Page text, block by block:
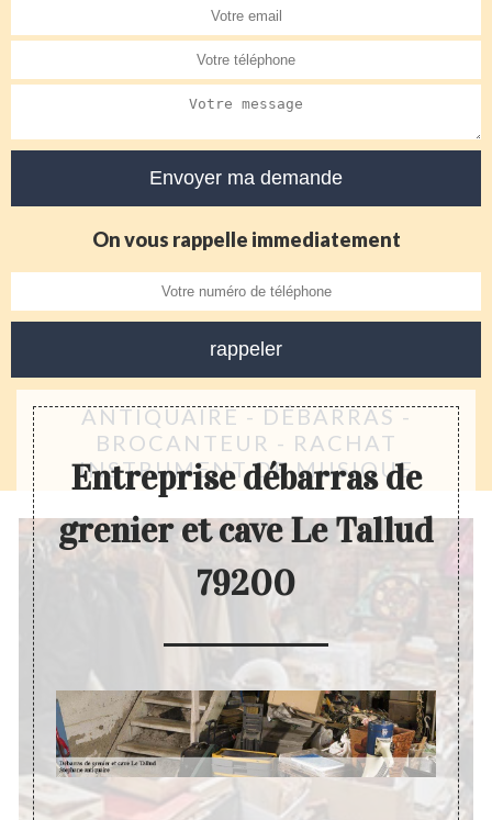
On vous rappelle immediatement
ANTIQUAIRE - DÉBARRAS -
BROCANTEUR - RACHAT
INSTRUMENT DE MUSIQUE
Entreprise débarras de
grenier et cave Le Tallud
79200